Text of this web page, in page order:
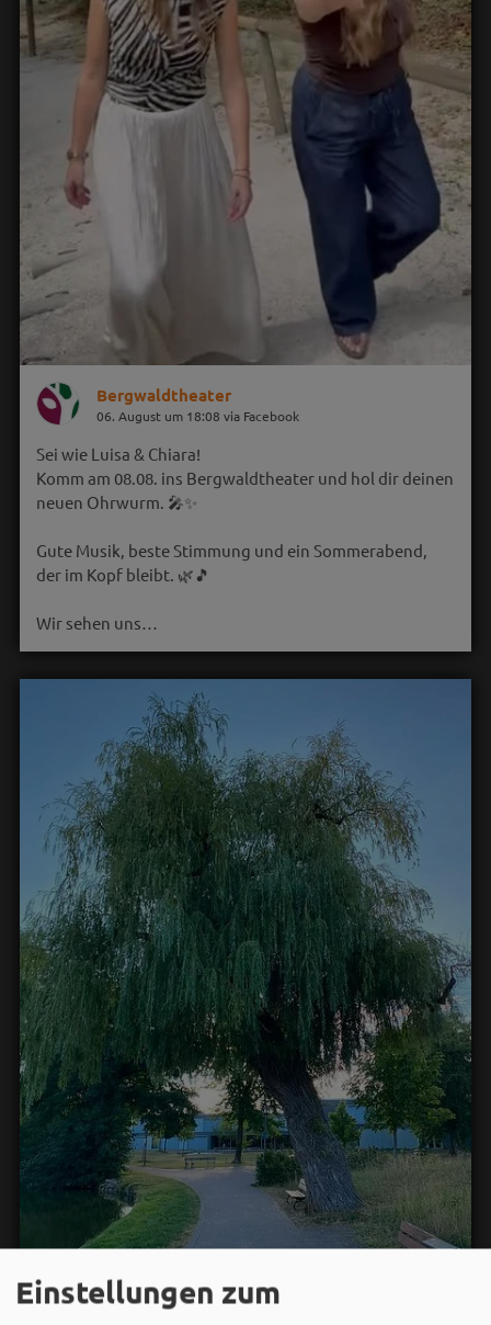
Bergwaldtheater
06. August um 18:08 via Facebook
Sei wie Luisa & Chiara!
Komm am 08.08. ins Bergwaldtheater und hol dir deinen
neuen Ohrwurm. 🎤✨
Gute Musik, beste Stimmung und ein Sommerabend,
der im Kopf bleibt. 🌿🎵
Wir sehen uns…
Stadt Weißenburg i.Bay.
Einstellungen zum